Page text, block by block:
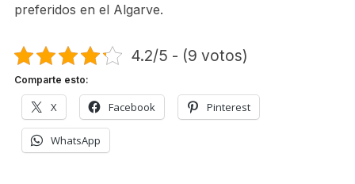
preferidos en el Algarve.
4.2/5 - (9 votos)
Comparte esto:
X Facebook Pinterest
WhatsApp